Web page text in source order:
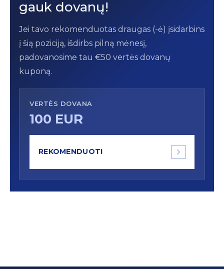
gauk dovanų!
Jei tavo rekomenduotas draugas (-ė) įsidarbins
į šią poziciją, išdirbs pilną mėnesį,
padovanosime tau €50 vertės dovanų
kuponą.
VERTĖS DOVANA
100 EUR
REKOMENDUOTI